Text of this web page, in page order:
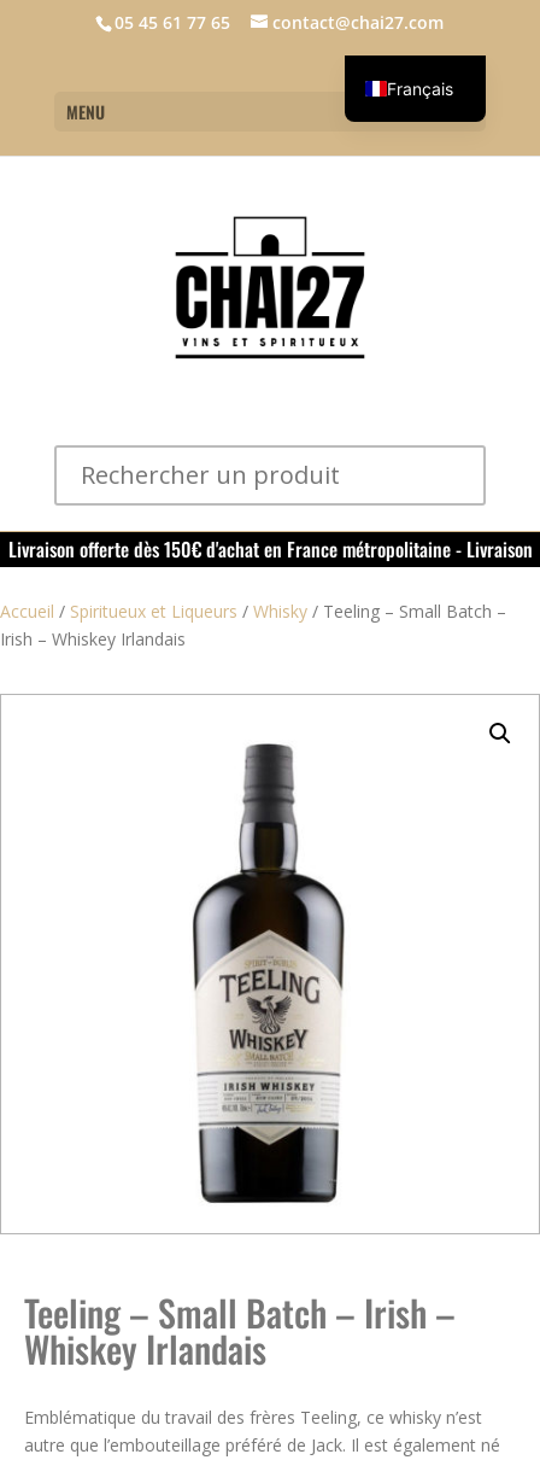
05 45 61 77 65 contact@chai27.com
MENU
Livraison offerte dès 150€ d'achat en France métropolitaine - Livraison
offerte dans le rouillacais (16) dès 50€ d'achat
Accueil / Spiritueux et Liqueurs / Whisky / Teeling – Small Batch –
Irish – Whiskey Irlandais
Teeling – Small Batch – Irish –
Whiskey Irlandais
Emblématique du travail des frères Teeling, ce whisky n’est
autre que l’embouteillage préféré de Jack. Il est également né
Français
English